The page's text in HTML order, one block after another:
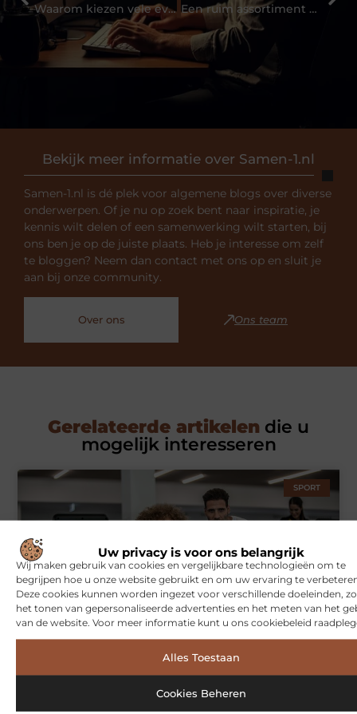
Uw privacy is voor ons belangrijk
Wij maken gebruik van cookies en vergelijkbare technologieën om te
begrijpen hoe u onze website gebruikt en om uw ervaring te
Deze cookies kunnen worden ingezet voor verschillende doeleinden,
het tonen van gepersonaliseerde advertenties en het meten van het
van de website. Voor meer informatie kunt u ons cookiebeleid
Alles Toestaan
Cookies Beheren
Bekijk meer informatie over Samen-1.nl
Samen-1.nl is dé plek voor algemene blogs over diverse
onderwerpen. Of je nu op zoek bent naar inspiratie, je
kennis wilt delen of een samenwerking wilt starten, bij
ons ben je op de juiste plaats. Heb je interesse om zelf
te bloggen? Neem dan contact met ons op en sluit je
aan bij onze community.
Over ons Ons team
Waarom kiezen vele evenementen voor truss materiaal huren? Een ruim assortiment en een matras op maat bij Dekbed en Matras
Gerelateerde artikelen die u
mogelijk interesseren
SPORT